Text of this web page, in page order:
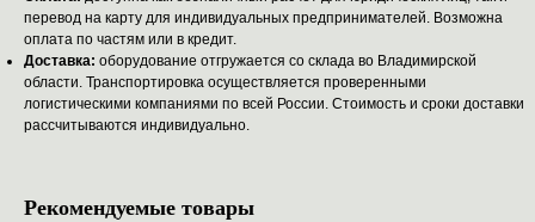
перевод на карту для индивидуальных предпринимателей. Возможна
оплата по частям или в кредит.
Доставка: оборудование отгружается со склада во Владимирской
области. Транспортировка осуществляется проверенными
логистическими компаниями по всей России. Стоимость и сроки доставки
рассчитываются индивидуально.
Рекомендуемые товары